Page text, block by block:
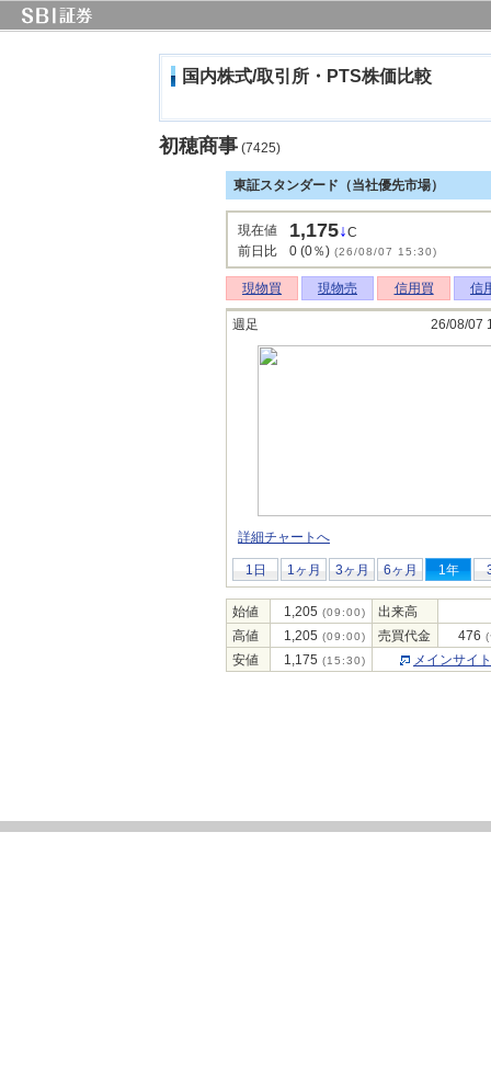
国内株式/取引所・PTS株価比較
初穂商事 (7425)
東証スタンダード（当社優先市場）
現在値 1,175↓C
前日比
0 (0％) (26/08/07 15:30)
現物買 現物売 信用買 信
週足 26/08/07
詳細チャートへ
1日 1ヶ月 3ヶ月 6ヶ月 1年
始値 1,205 (09:00)
出来高
高値
1,205 (09:00) 売買代金 476
安値 1,175 (15:30) メインサイ